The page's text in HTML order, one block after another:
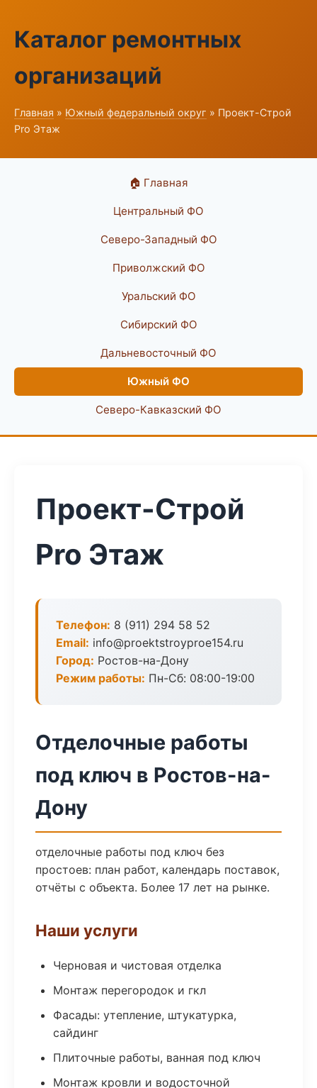
Каталог ремонтных
организаций
Главная » Южный федеральный округ » Проект-Строй
Pro Этаж
🏠 Главная
Центральный ФО
Северо-Западный ФО
Приволжский ФО
Уральский ФО
Сибирский ФО
Дальневосточный ФО
Южный ФО
Северо-Кавказский ФО
Проект-Строй
Pro Этаж
Телефон: 8 (911) 294 58 52
Email: info@proektstroyproe154.ru
Город: Ростов-на-Дону
Режим работы: Пн-Сб: 08:00-19:00
Отделочные работы
под ключ в Ростов-на-
Дону
отделочные работы под ключ без
простоев: план работ, календарь поставок,
отчёты с объекта. Более 17 лет на рынке.
Наши услуги
Черновая и чистовая отделка
Монтаж перегородок и гкл
Фасады: утепление, штукатурка,
сайдинг
Плиточные работы, ванная под ключ
Монтаж кровли и водосточной